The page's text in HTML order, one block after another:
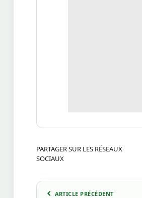
PARTAGER SUR LES RÉSEAUX
SOCIAUX
ARTICLE PRÉCÉDENT